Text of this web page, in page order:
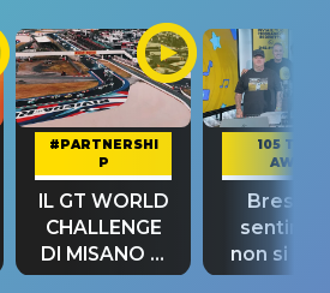
#PARTNERSHI
P
IL GT WORLD
CHALLENGE
DI MISANO si
riconferma
105 TAKE
AWAY
Bresh:
non si
fino alla